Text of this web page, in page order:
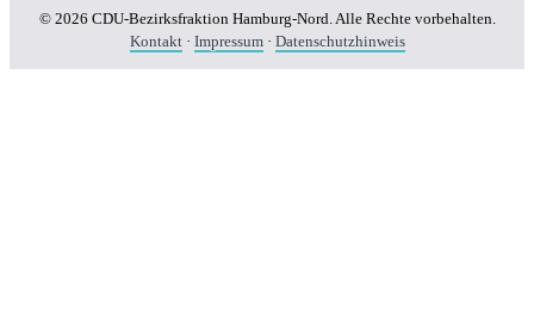
© 2026 CDU-Bezirksfraktion Hamburg-Nord. Alle Rechte vorbehalten.
Kontakt· Impressum· Datenschutzhinweis